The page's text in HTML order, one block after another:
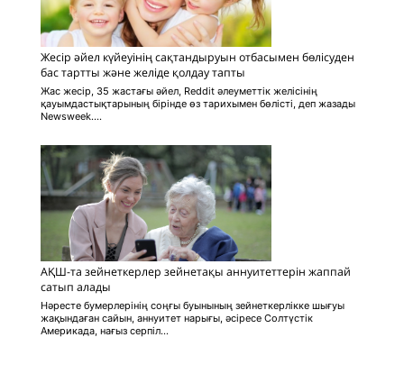
Жесір әйел күйеуінің сақтандыруын отбасымен бөлісуден
бас тартты және желіде қолдау тапты
Жас жесір, 35 жастағы әйел, Reddit әлеуметтік желісінің
қауымдастықтарының бірінде өз тарихымен бөлісті, деп жазады
Newsweek....
АҚШ-та зейнеткерлер зейнетақы аннуитеттерін жаппай
сатып алады
Нәресте бумерлерінің соңғы буынының зейнеткерлікке шығуы
жақындаған сайын, аннуитет нарығы, әсіресе Солтүстік
Америкада, нағыз серпіл...